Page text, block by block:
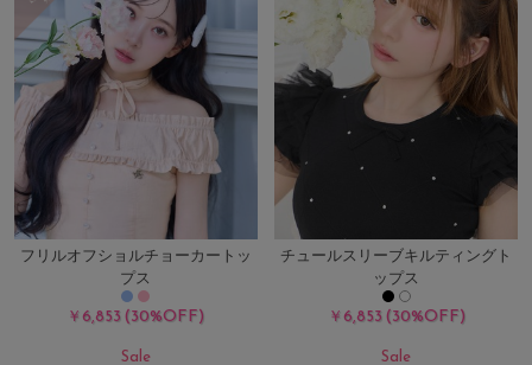
フリルオフショルチョーカートッ
プス
￥6,853 (30%OFF)
チュールスリーブキルティングト
ップス
￥6,853 (30%OFF)
Sale Sale